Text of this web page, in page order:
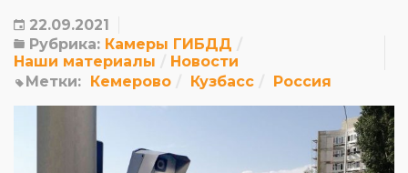
22.09.2021
Рубрика: Камеры ГИБДД
Наши материалы
Новости
Метки: Кемерово Кузбасс Россия